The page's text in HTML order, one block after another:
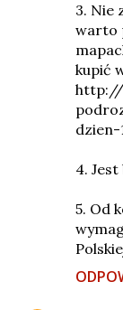
3. Nie
warto
kupić
4.
5. Od